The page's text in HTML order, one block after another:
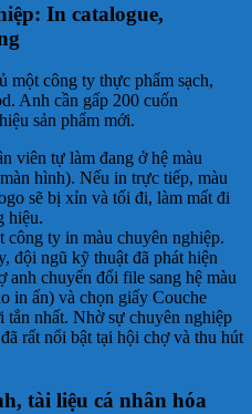
In catalogue,
một công ty thực phẩm sạch,
Anh cần gấp 200 cuốn
sản phẩm mới.
viên tự làm đang ở hệ màu
hình). Nếu in trực tiếp, màu
sẽ bị xỉn và tối đi, làm mất đi
hiệu.
ty in màu chuyên nghiệp.
đội ngũ kỹ thuật đã phát hiện
anh chuyển đổi file sang hệ màu
in ấn) và chọn giấy Couche
tắn nhất. Nhờ sự chuyên nghiệp
rất nổi bật tại hội chợ và thu hút
tài liệu cá nhân hóa